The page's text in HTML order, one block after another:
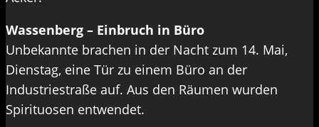
Wassenberg – Einbruch in Büro
Unbekannte brachen in der Nacht zum 14. Mai,
Dienstag, eine Tür zu einem Büro an der
Industriestraße auf. Aus den Räumen wurden
Spirituosen entwendet.